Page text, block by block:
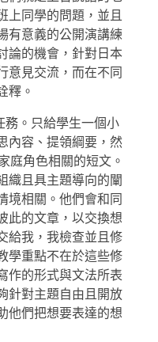
上同學的問題，並且
有意義的公開演講練
論的機會，針對日本
意見交流，而在不同
釋。
。只給學生一個小
內容、提領綱要，然
庭角色相關的短文。
織且具主題導向的闡
境相關。他們會和同
此的文章，以交換想
給我，我檢查並且修
學重點不在於這些修
作的形式與文法所表
針對主題自由且開放
他們把想要表達的想